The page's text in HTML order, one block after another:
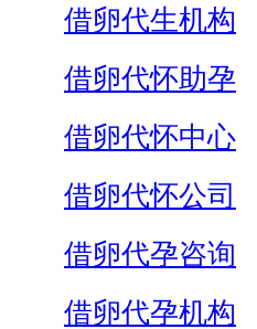
借卵代生机构
借卵代怀助孕
借卵代怀中心
借卵代怀公司
借卵代孕咨询
借卵代孕机构